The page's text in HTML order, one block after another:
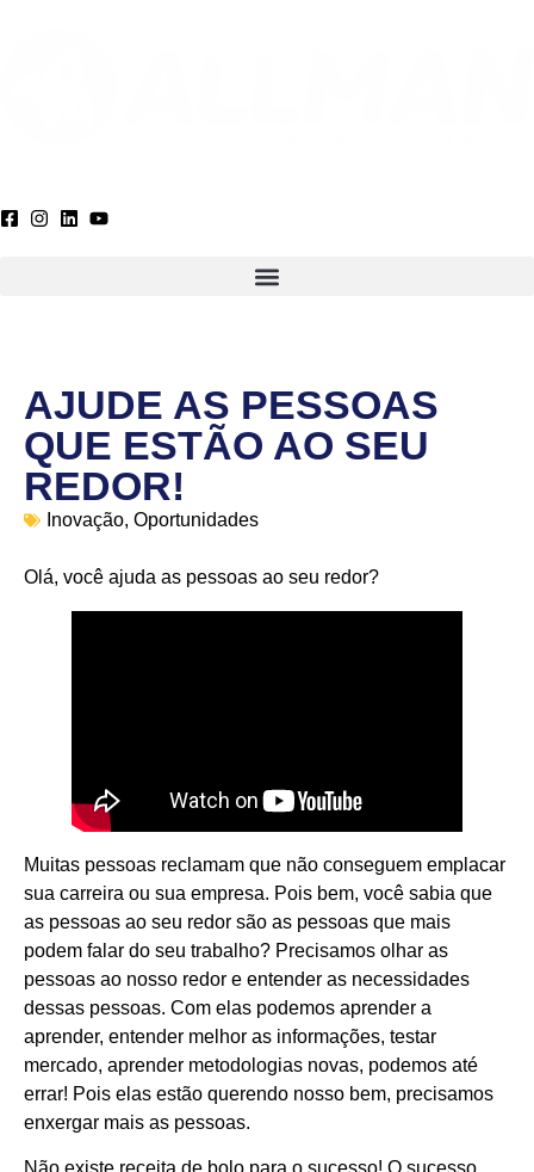
AJUDE AS PESSOAS
QUE ESTÃO AO SEU
REDOR!
Inovação, Oportunidades
Olá, você ajuda as pessoas ao seu redor?
Muitas pessoas reclamam que não conseguem emplacar
sua carreira ou sua empresa. Pois bem, você sabia que
as pessoas ao seu redor são as pessoas que mais
podem falar do seu trabalho? Precisamos olhar as
pessoas ao nosso redor e entender as necessidades
dessas pessoas. Com elas podemos aprender a
aprender, entender melhor as informações, testar
mercado, aprender metodologias novas, podemos até
errar! Pois elas estão querendo nosso bem, precisamos
enxergar mais as pessoas.